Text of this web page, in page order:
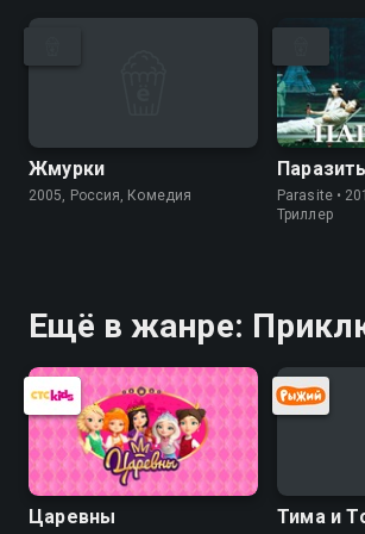
Жмурки
2005, Россия, Комедия
Parasite •
Триллер
Ещё в жанре:
Царевны Тима и